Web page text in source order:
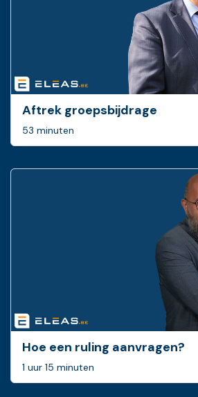
Aftrek groepsbijdrage
53 minuten
Hoe een ruling ­aanvragen?
1 uur 15 minuten